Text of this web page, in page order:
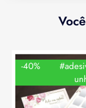
-40%